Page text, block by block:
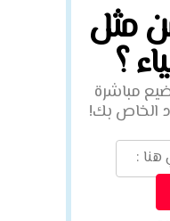
مثل
؟
مباشرة
الخاص بك!